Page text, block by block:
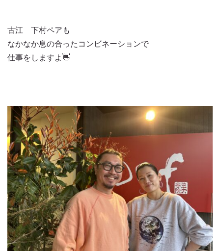
古江 下村ペアも
なかなか息の合ったコンビネーションで
仕事をしますよ👋